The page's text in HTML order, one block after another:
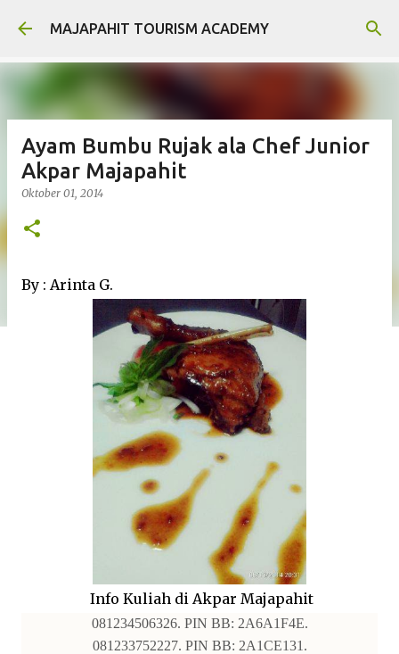
Langsung ke konten utama
MAJAPAHIT TOURISM ACADEMY
Ayam Bumbu Rujak ala Chef Junior
Akpar Majapahit
Oktober 01, 2014
By : Arinta G.
Info Kuliah di Akpar Majapahit
081234506326. PIN BB: 2A6A1F4E.
081233752227. PIN BB: 2A1CE131.